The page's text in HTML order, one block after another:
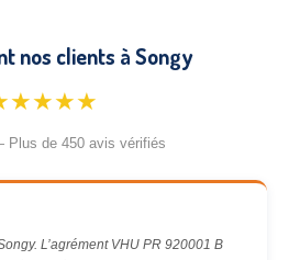
nos clients à Songy
Plus de 450 avis vérifiés
L’agrément VHU PR 920001 B